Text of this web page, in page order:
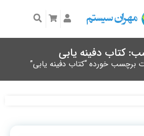
کتاب دفینه یابی
برچسب خورده “کتاب دفینه یابی”